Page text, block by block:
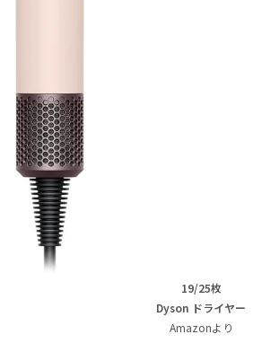
19/25枚
Dyson ドライヤー
Amazonより